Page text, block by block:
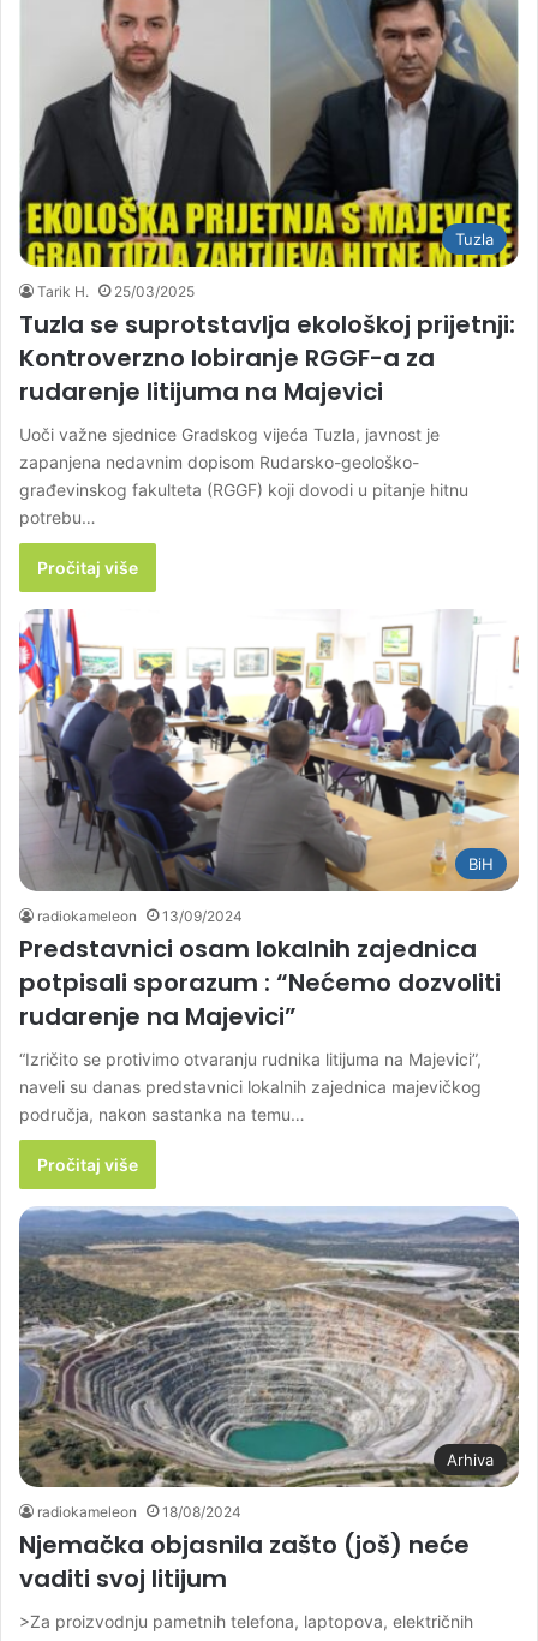
Tuzla
Tarik H. 25/03/2025
Tuzla se suprotstavlja ekološkoj prijetnji:
Kontroverzno lobiranje RGGF-a za
rudarenje litijuma na Majevici
Uoči važne sjednice Gradskog vijeća Tuzla, javnost je
zapanjena nedavnim dopisom Rudarsko-geološko-
građevinskog fakulteta (RGGF) koji dovodi u pitanje hitnu
potrebu…
Pročitaj više
BiH
radiokameleon 13/09/2024
Predstavnici osam lokalnih zajednica
potpisali sporazum : “Nećemo dozvoliti
rudarenje na Majevici”
“Izričito se protivimo otvaranju rudnika litijuma na Majevici”,
naveli su danas predstavnici lokalnih zajednica majevičkog
područja, nakon sastanka na temu…
Pročitaj više
Arhiva
radiokameleon 18/08/2024
Njemačka objasnila zašto (još) neće
vaditi svoj litijum
>Za proizvodnju pametnih telefona, laptopova, električnih